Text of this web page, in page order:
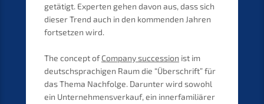
getätigt. Exper­ten gehen davon aus, dass sich
dieser Trend auch in den kommen­den Jahren
fortset­zen wird.
The concept ofCompa­ny succes­si­on ist im
deutsch­spra­chi­gen Raum die “Überschrift” für
das Thema Nachfol­ge. Darun­ter wird sowohl
ein Unter­nehmens­verkauf, ein inner­fa­mi­liä­rer